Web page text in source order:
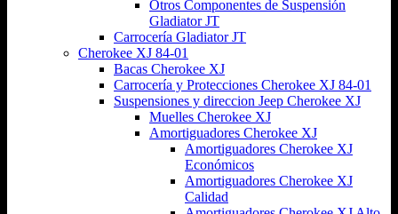
Otros Componentes de Suspensión
Gladiator JT
Carrocería Gladiator JT
Cherokee XJ 84-01
Bacas Cherokee XJ
Carrocería y Protecciones Cherokee XJ 84-01
Suspensiones y direccion Jeep Cherokee XJ
Muelles Cherokee XJ
Amortiguadores Cherokee XJ
Amortiguadores Cherokee XJ
Económicos
Amortiguadores Cherokee XJ
Calidad